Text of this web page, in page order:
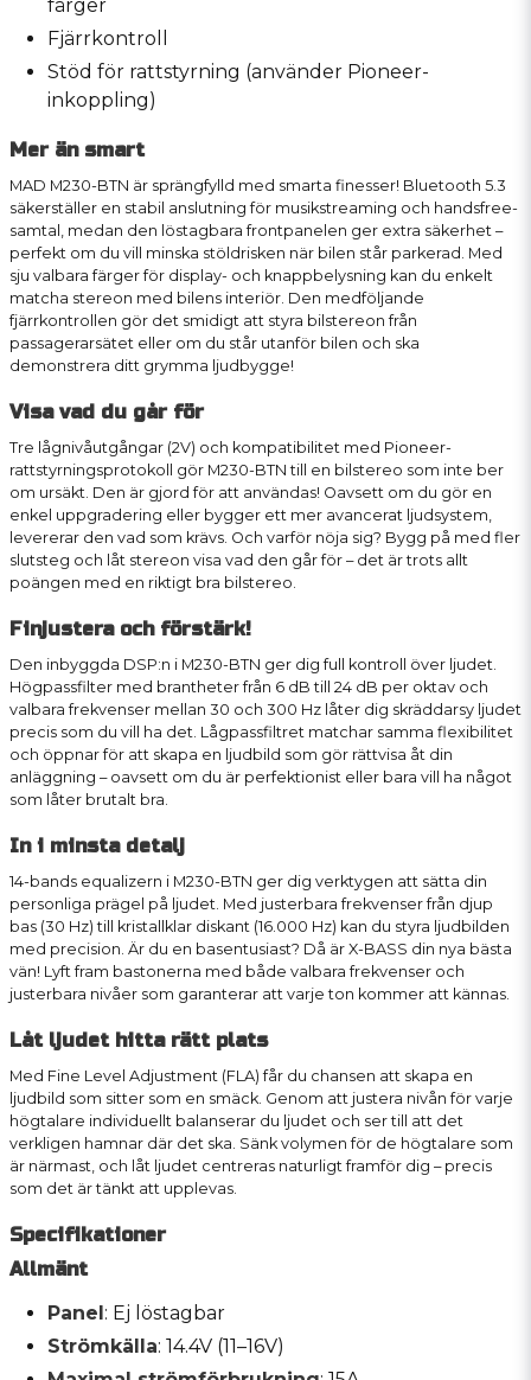
färger
Fjärrkontroll
Stöd för rattstyrning (använder Pioneer-
inkoppling)
Mer än smart
MAD M230-BTN är sprängfylld med smarta finesser! Bluetooth 5.3
säkerställer en stabil anslutning för musikstreaming och handsfree-
samtal, medan den löstagbara frontpanelen ger extra säkerhet –
perfekt om du vill minska stöldrisken när bilen står parkerad. Med
sju valbara färger för display- och knappbelysning kan du enkelt
matcha stereon med bilens interiör. Den medföljande
fjärrkontrollen gör det smidigt att styra bilstereon från
passagerarsätet eller om du står utanför bilen och ska
demonstrera ditt grymma ljudbygge!
Visa vad du går för
Tre lågnivåutgångar (2V) och kompatibilitet med Pioneer-
rattstyrningsprotokoll gör M230-BTN till en bilstereo som inte ber
om ursäkt. Den är gjord för att användas! Oavsett om du gör en
enkel uppgradering eller bygger ett mer avancerat ljudsystem,
levererar den vad som krävs. Och varför nöja sig? Bygg på med fler
slutsteg och låt stereon visa vad den går för – det är trots allt
poängen med en riktigt bra bilstereo.
Finjustera och förstärk!
Den inbyggda DSP:n i M230-BTN ger dig full kontroll över ljudet.
Högpassfilter med brantheter från 6 dB till 24 dB per oktav och
valbara frekvenser mellan 30 och 300 Hz låter dig skräddarsy ljudet
precis som du vill ha det. Lågpassfiltret matchar samma flexibilitet
och öppnar för att skapa en ljudbild som gör rättvisa åt din
anläggning – oavsett om du är perfektionist eller bara vill ha något
som låter brutalt bra.
In i minsta detalj
14-bands equalizern i M230-BTN ger dig verktygen att sätta din
personliga prägel på ljudet. Med justerbara frekvenser från djup
bas (30 Hz) till kristallklar diskant (16.000 Hz) kan du styra ljudbilden
med precision. Är du en basentusiast? Då är X-BASS din nya bästa
vän! Lyft fram bastonerna med både valbara frekvenser och
justerbara nivåer som garanterar att varje ton kommer att kännas.
Låt ljudet hitta rätt plats
Med Fine Level Adjustment (FLA) får du chansen att skapa en
ljudbild som sitter som en smäck. Genom att justera nivån för varje
högtalare individuellt balanserar du ljudet och ser till att det
verkligen hamnar där det ska. Sänk volymen för de högtalare som
är närmast, och låt ljudet centreras naturligt framför dig – precis
som det är tänkt att upplevas.
Specifikationer
Allmänt
Panel: Ej löstagbar
Strömkälla: 14.4V (11–16V)